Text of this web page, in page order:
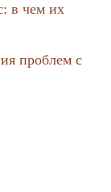
в чем их
проблем с